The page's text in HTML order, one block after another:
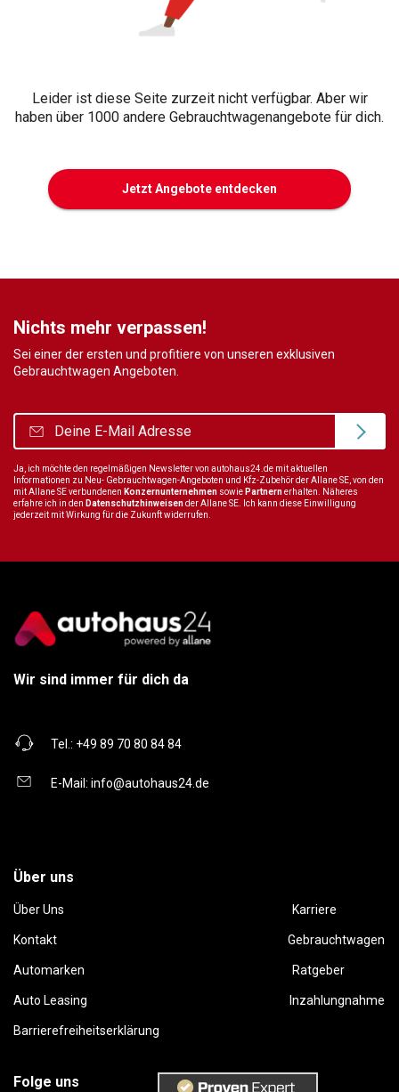
Leider ist diese Seite zurzeit nicht verfügbar. Aber wir
haben über 1000 andere Gebrauchtwagenangebote für dich.
Jetzt Angebote entdecken
Nichts mehr verpassen!
Sei einer der ersten und profitiere von unseren exklusiven
Gebrauchtwagen Angeboten.
Ja, ich möchte den regelmäßigen Newsletter von autohaus24.de mit aktuellen
Informationen zu Neu- Gebrauchtwagen-Angeboten und Kfz-Zubehör der Allane SE, von den
mit Allane SE verbundenen Konzernunternehmen sowie Partnernerhalten. Näheres
erfahre ich in den Datenschutzhinweisender Allane SE. Ich kann diese Einwilligung
jederzeit mit Wirkung für die Zukunft widerrufen.
Wir sind immer für dich da
Tel.: +49 89 70 80 84 84
E-Mail: info@autohaus24.de
Über uns
Über Uns Karriere
Kontakt Gebrauchtwagen
Automarken Ratgeber
Auto Leasing Inzahlungnahme
Barrierefreiheitserklärung
Folge uns